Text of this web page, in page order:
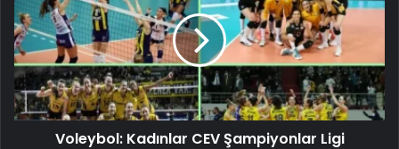
Voleybol: Kadınlar CEV Şampiyonlar Ligi